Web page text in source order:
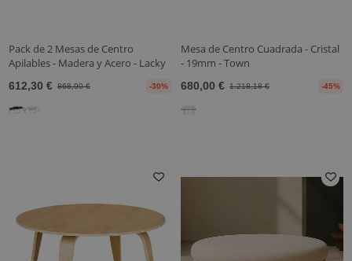
Pack de 2 Mesas de Centro
Apilables - Madera y Acero - Lacky
612,30 € 868,90 € -30%
Mesa de Centro Cuadrada - Cristal
- 19mm - Town
680,00 € 1.218,18 € -45%